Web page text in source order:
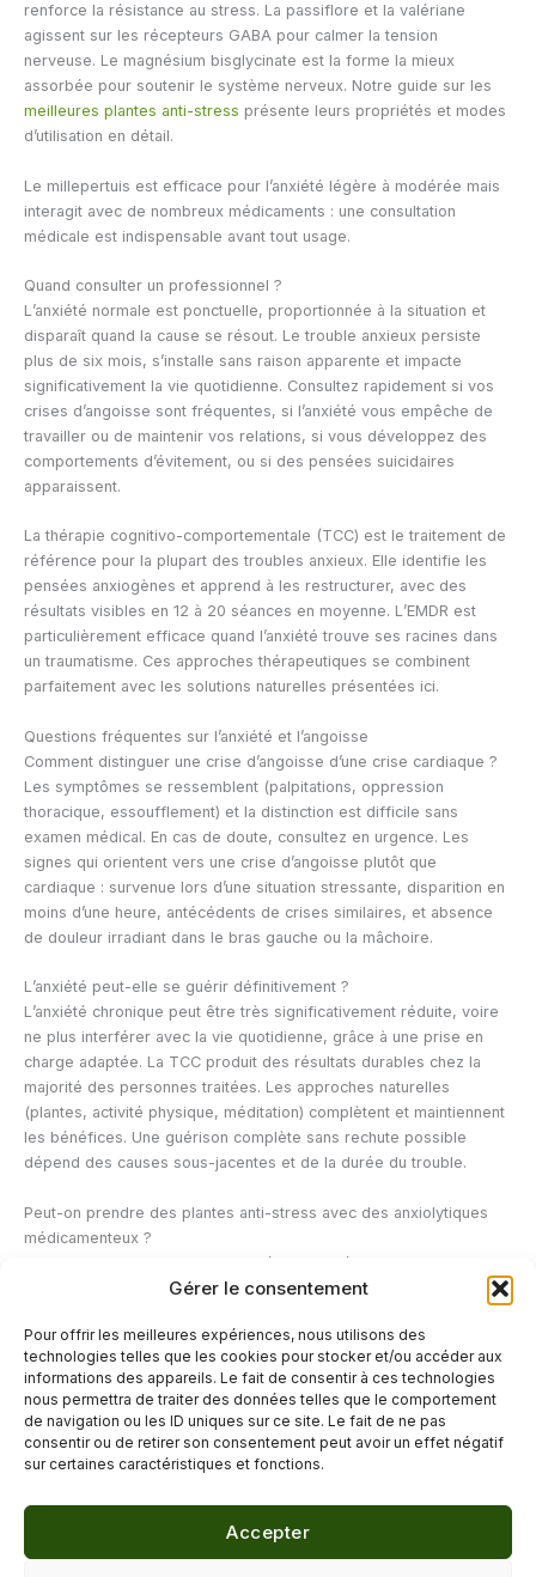
Gérer le consentement
Pour offrir les meilleures expériences, nous utilisons des
technologies telles que les cookies pour stocker et/ou accéder aux
informations des appareils. Le fait de consentir à ces technologies
nous permettra de traiter des données telles que le comportement
de navigation ou les ID uniques sur ce site. Le fait de ne pas
consentir ou de retirer son consentement peut avoir un effet négatif
sur certaines caractéristiques et fonctions.
Accepter
renforce la résistance au stress. La passiflore et la valériane
agissent sur les récepteurs GABA pour calmer la tension
nerveuse. Le magnésium bisglycinate est la forme la mieux
assorbée pour soutenir le système nerveux. Notre guide sur les
meilleures plantes anti-stress présente leurs propriétés et modes
d’utilisation en détail.
Le millepertuis est efficace pour l’anxiété légère à modérée mais
interagit avec de nombreux médicaments : une consultation
médicale est indispensable avant tout usage.
Quand consulter un professionnel ?
L’anxiété normale est ponctuelle, proportionnée à la situation et
disparaît quand la cause se résout. Le trouble anxieux persiste
plus de six mois, s’installe sans raison apparente et impacte
significativement la vie quotidienne. Consultez rapidement si vos
crises d’angoisse sont fréquentes, si l’anxiété vous empêche de
travailler ou de maintenir vos relations, si vous développez des
comportements d’évitement, ou si des pensées suicidaires
apparaissent.
La thérapie cognitivo-comportementale (TCC) est le traitement de
référence pour la plupart des troubles anxieux. Elle identifie les
pensées anxiogènes et apprend à les restructurer, avec des
résultats visibles en 12 à 20 séances en moyenne. L’EMDR est
particulièrement efficace quand l’anxiété trouve ses racines dans
un traumatisme. Ces approches thérapeutiques se combinent
parfaitement avec les solutions naturelles présentées ici.
Questions fréquentes sur l’anxiété et l’angoisse
Comment distinguer une crise d’angoisse d’une crise cardiaque ?
Les symptômes se ressemblent (palpitations, oppression
thoracique, essoufflement) et la distinction est difficile sans
examen médical. En cas de doute, consultez en urgence. Les
signes qui orientent vers une crise d’angoisse plutôt que
cardiaque : survenue lors d’une situation stressante, disparition en
moins d’une heure, antécédents de crises similaires, et absence
de douleur irradiant dans le bras gauche ou la mâchoire.
L’anxiété peut-elle se guérir définitivement ?
L’anxiété chronique peut être très significativement réduite, voire
ne plus interférer avec la vie quotidienne, grâce à une prise en
charge adaptée. La TCC produit des résultats durables chez la
majorité des personnes traitées. Les approches naturelles
(plantes, activité physique, méditation) complètent et maintiennent
les bénéfices. Une guérison complète sans rechute possible
dépend des causes sous-jacentes et de la durée du trouble.
Peut-on prendre des plantes anti-stress avec des anxiolytiques
médicamenteux ?
Certaines associations sont risquées. La valériane et la passiflore
peuvent potentialiser l’effet des anxiolytiques. Le millepertuis
médecin de tout complément naturel que vous prenez en parallèle
d’un traitement médicamenteux.
←Article précédent Article suivant→